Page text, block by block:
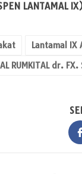
LANTAMAL
Lantamal IX
RUMKITAL dr.